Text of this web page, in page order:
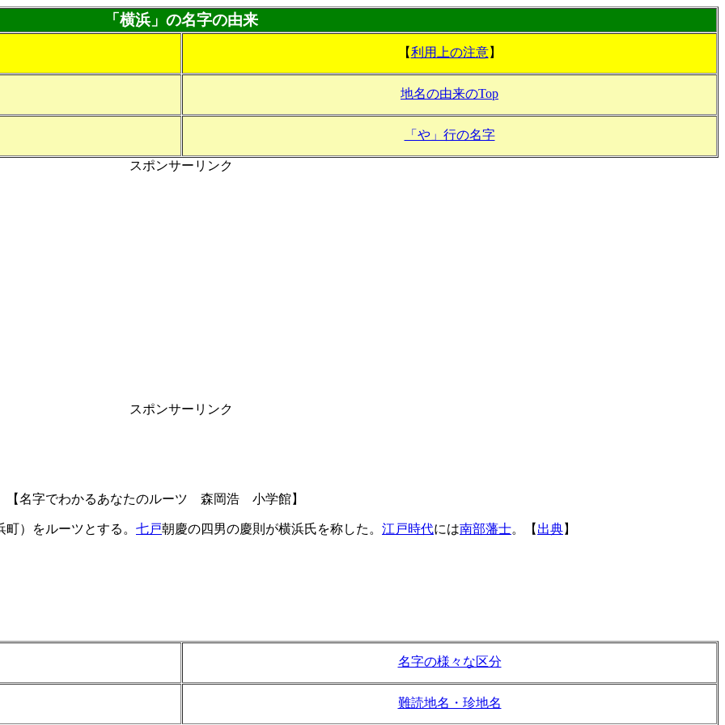
「横浜」の名字の由来
【利用上の注意】
地名の由来のTop
「や」行の名字
スポンサーリンク
スポンサーリンク
【名字でわかるあなたのルーツ 森岡浩 小学館】
）をルーツとする。 七戸朝慶の四男の慶則が横浜氏を称した。 江戸時代には南部藩士。【 出典】
名字の様々な区分
難読地名・珍地名